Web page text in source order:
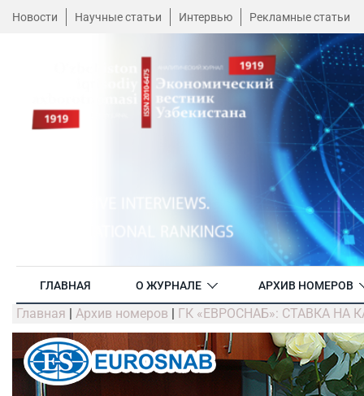
Новости Научные статьи Интервью Рекламные статьи
ГЛАВНАЯ О ЖУРНАЛЕ АРХИВ НОМЕРОВ
Главная | Архив номеров | ГК «ЕВРОСНАБ»: СТАВКА НА